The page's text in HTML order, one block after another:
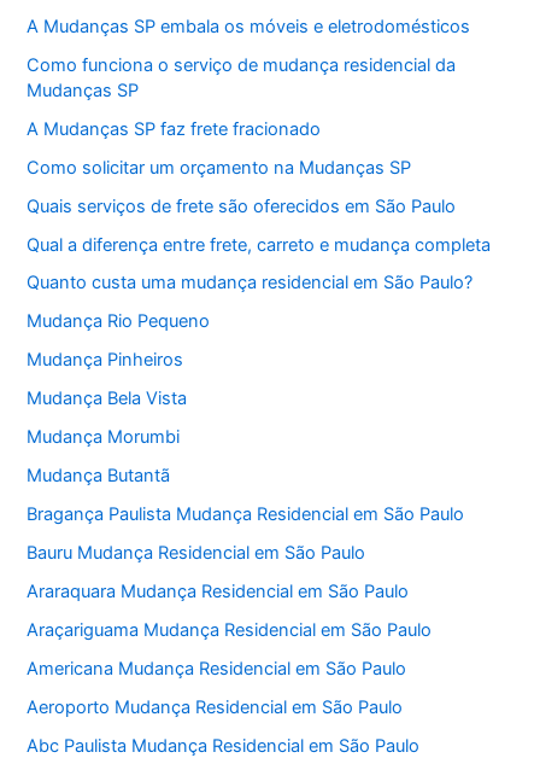
A Mudanças SP embala os móveis e eletrodomésticos
Como funciona o serviço de mudança residencial da
Mudanças SP
A Mudanças SP faz frete fracionado
Como solicitar um orçamento na Mudanças SP
Quais serviços de frete são oferecidos em São Paulo
Qual a diferença entre frete, carreto e mudança completa
Quanto custa uma mudança residencial em São Paulo?
Mudança Rio Pequeno
Mudança Pinheiros
Mudança Bela Vista
Mudança Morumbi
Mudança Butantã
Bragança Paulista Mudança Residencial em São Paulo
Bauru Mudança Residencial em São Paulo
Araraquara Mudança Residencial em São Paulo
Araçariguama Mudança Residencial em São Paulo
Americana Mudança Residencial em São Paulo
Aeroporto Mudança Residencial em São Paulo
Abc Paulista Mudança Residencial em São Paulo